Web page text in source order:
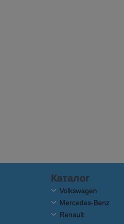
Каталог
Volkswagen
Mercedes-Benz
Renault